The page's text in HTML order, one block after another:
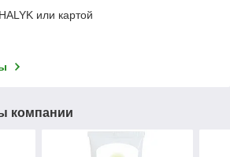
или картой
компании